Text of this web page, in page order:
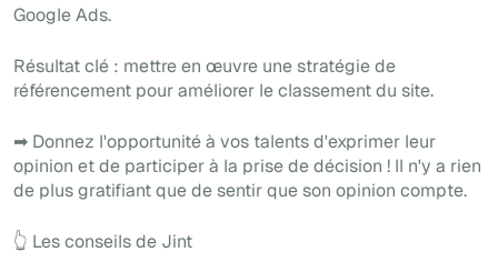
Google Ads.
Résultat clé : mettre en œuvre une stratégie de
référencement pour améliorer le classement du site.
➡ Donnez l'opportunité à vos talents d'exprimer leur
opinion et de participer à la prise de décision ! Il n'y a rien
de plus gratifiant que de sentir que son opinion compte.
👆 Les conseils de Jint